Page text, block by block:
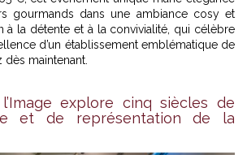
gourmands dans une ambiance cosy et
à la détente et à la convivialité, qui célèbre
d’un établissement emblématique de
dès maintenant.
explore cinq siècles de
et de représentation de la